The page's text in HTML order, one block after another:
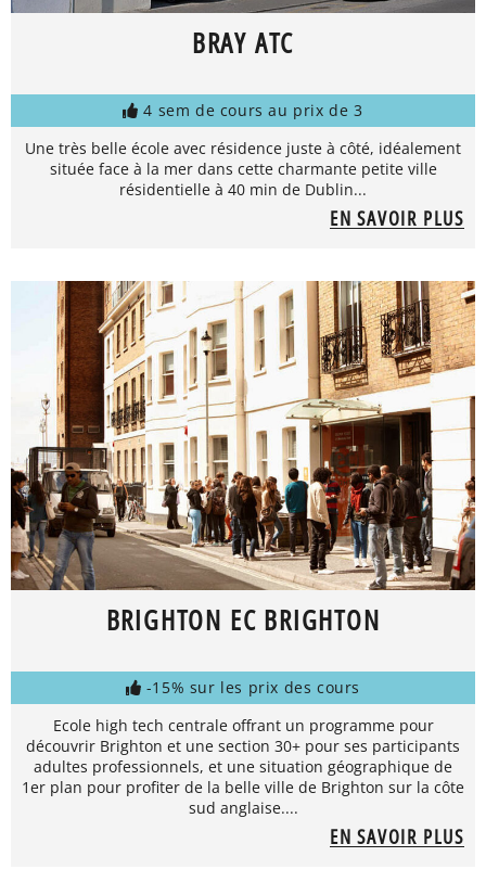
BRAY ATC
4 sem de cours au prix de 3
Une très belle école avec résidence juste à côté, idéalement
située face à la mer dans cette charmante petite ville
résidentielle à 40 min de Dublin...
EN SAVOIR PLUS
BRIGHTON EC BRIGHTON
-15% sur les prix des cours
Ecole high tech centrale offrant un programme pour
découvrir Brighton et une section 30+ pour ses participants
adultes professionnels, et une situation géographique de
1er plan pour profiter de la belle ville de Brighton sur la côte
sud anglaise....
EN SAVOIR PLUS